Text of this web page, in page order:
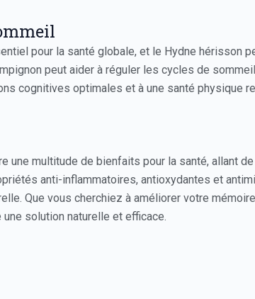
pour la santé globale, et le Hydne hérisson
peut aider à réguler les cycles de
cognitives optimales et à une santé physique
une multitude de bienfaits pour la santé, allant
anti-inflammatoires, antioxydantes et
Que vous cherchiez à améliorer votre
une solution naturelle et efficace.